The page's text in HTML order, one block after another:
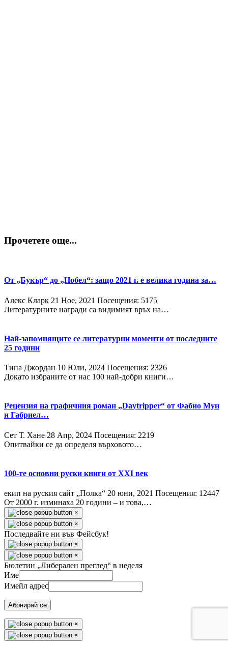
Прочетете още...
От „Букър“ до „Нобел“: защо 2021 г. е велика година за…
Алекс Кларк 21 Ное, 2021 Посещения: 5175
Литературните награди са видимият връх на…
Най-запомнящите се литературни моменти от последните
25 години
Тина Джордан 10 Юли, 2024 Посещения: 2326
Докато избраните от нас 100 най-добри книги…
Рецензия на графичния роман „Daytripper“ от Фабио Мун
и Габриел…
Сет Т. Хане 28 Апр, 2024 Посещения: 2219
Опитвайки се да определя върховото…
100-те основни руски книги от XXI век
екип на руския сайт „Полка“ 20 юни, 2021 Посещения: 12447
От 2000 г. изминаха 20 години – и това,…
×
×
Последвайте ни във Фейсбук!
×
×
Бюлетин „Либерален преглед“ в неделя
Име
Имейл адрес
Абонирай се
×
×